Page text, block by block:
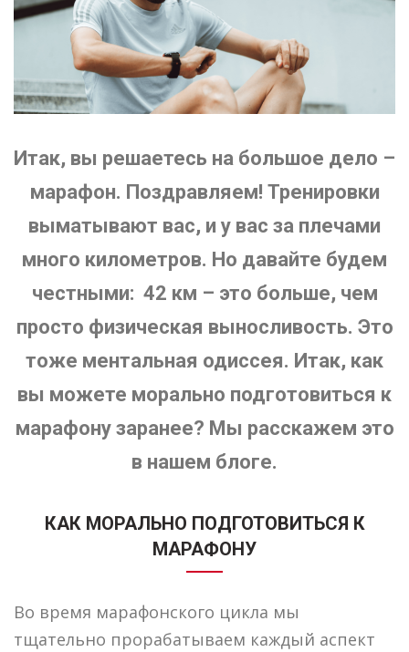
Итак, вы решаетесь на большое дело –
марафон. Поздравляем! Тренировки
выматывают вас, и у вас за плечами
много километров. Но давайте будем
честными: 42 км – это больше, чем
просто физическая выносливость. Это
тоже ментальная одиссея. Итак, как
вы можете морально подготовиться к
марафону заранее? Мы расскажем это
в нашем блоге.
КАК МОРАЛЬНО ПОДГОТОВИТЬСЯ К
МАРАФОНУ
Во время марафонского цикла мы
тщательно прорабатываем каждый аспект